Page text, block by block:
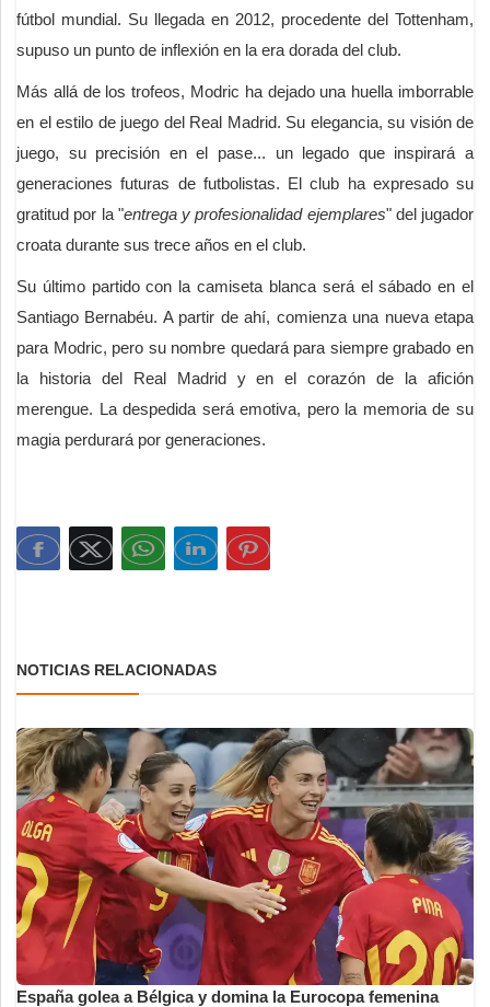
fútbol mundial. Su llegada en 2012, procedente del Tottenham,
supuso un punto de inflexión en la era dorada del club.
Más allá de los trofeos, Modric ha dejado una huella imborrable
en el estilo de juego del Real Madrid. Su elegancia, su visión de
juego, su precisión en el pase... un legado que inspirará a
generaciones futuras de futbolistas. El club ha expresado su
gratitud por la "entrega y profesionalidad ejemplares" del jugador
croata durante sus trece años en el club.
Su último partido con la camiseta blanca será el sábado en el
Santiago Bernabéu. A partir de ahí, comienza una nueva etapa
para Modric, pero su nombre quedará para siempre grabado en
la historia del Real Madrid y en el corazón de la afición
merengue. La despedida será emotiva, pero la memoria de su
magia perdurará por generaciones.
NOTICIAS RELACIONADAS
España golea a Bélgica y domina la Eurocopa femenina